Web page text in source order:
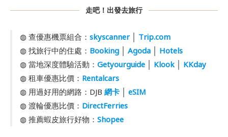
走吧！出發去旅行
◍ 查優惠機票組合： skyscanner│ Trip.com
◍ 找旅行中的住處： Booking│ Agoda│ Hotels
◍ 當地深度體驗活動： Getyourguide│ Klook│ KKday
◍ 租車優惠比價： Rentalcars
◍ 用過好用的網路：DJB 網卡│ eSIM
◍ 渡輪優惠比價： DirectFerries
◍ 推薦蝦皮旅行好物： Shopee